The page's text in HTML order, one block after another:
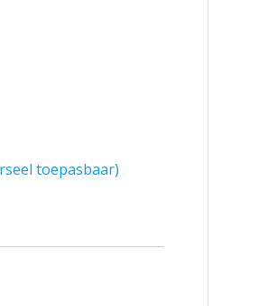
toepasbaar)